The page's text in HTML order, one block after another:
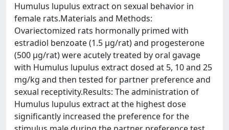
Humulus lupulus extract on sexual behavior in
female rats.Materials and Methods:
Ovariectomized rats hormonally primed with
estradiol benzoate (1.5 µg/rat) and progesterone
(500 µg/rat) were acutely treated by oral gavage
with Humulus lupulus extract dosed at 5, 10 and 25
mg/kg and then tested for partner preference and
sexual receptivity.Results: The administration of
Humulus lupulus extract at the highest dose
significantly increased the preference for the